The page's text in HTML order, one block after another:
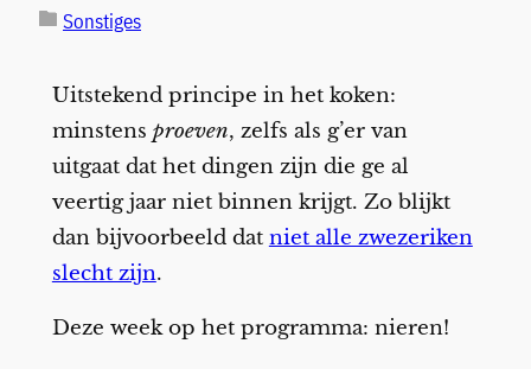
Sonstiges
Uitstekend principe in het koken:
minstens proeven, zelfs als g’er van
uitgaat dat het dingen zijn die ge al
veertig jaar niet binnen krijgt. Zo blijkt
dan bijvoorbeeld dat niet alle zwezeriken
slecht zijn.
Deze week op het programma: nieren!